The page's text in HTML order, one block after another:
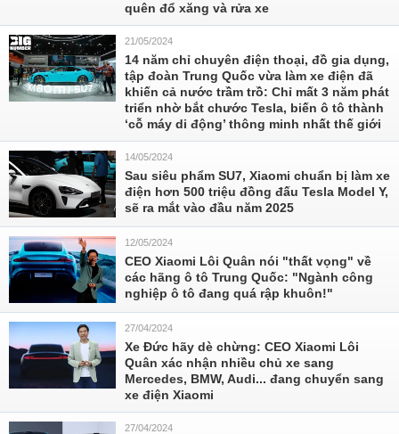
quên đổ xăng và rửa xe
21/05/2024
14 năm chỉ chuyên điện thoại, đồ gia dụng,
tập đoàn Trung Quốc vừa làm xe điện đã
khiến cả nước trầm trồ: Chỉ mất 3 năm phát
triển nhờ bắt chước Tesla, biến ô tô thành
‘cỗ máy di động’ thông minh nhất thế giới
14/05/2024
Sau siêu phẩm SU7, Xiaomi chuẩn bị làm xe
điện hơn 500 triệu đồng đấu Tesla Model Y,
sẽ ra mắt vào đầu năm 2025
12/05/2024
CEO Xiaomi Lôi Quân nói "thất vọng" về
các hãng ô tô Trung Quốc: "Ngành công
nghiệp ô tô đang quá rập khuôn!"
27/04/2024
Xe Đức hãy dè chừng: CEO Xiaomi Lôi
Quân xác nhận nhiều chủ xe sang
Mercedes, BMW, Audi... đang chuyển sang
xe điện Xiaomi
27/04/2024